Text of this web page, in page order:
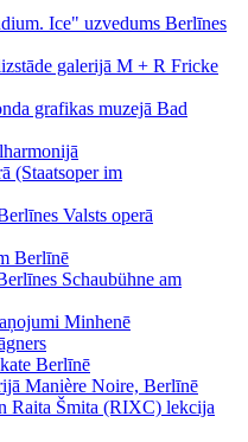
Ice" uzvedums Berlīnes
galerijā M + R Fricke
grafikas muzejā Bad
(Staatsoper im
Valsts operā
Berlīnē
Schaubühne am
Minhenē
Berlīnē
Manière Noire, Berlīnē
Raita Šmita (RIXC) lekcija